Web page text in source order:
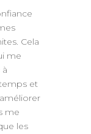
Cela
me
et
me
les